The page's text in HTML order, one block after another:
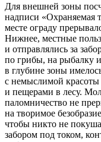
Для внешней зоны
надписи «Охраняемая
месте ограду
Нижнее, местные
и отправлялись за
по грибы, на рыбалку
в глубине зоны
с немыслимой
и пещерами в лесу.
паломничество не
на творимое
чтобы никто не
забором под током,